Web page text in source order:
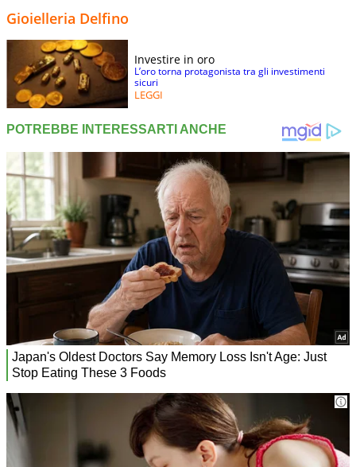
Gioielleria Delfino
Investire in oro
L’oro torna protagonista tra gli investimenti
sicuri
LEGGI